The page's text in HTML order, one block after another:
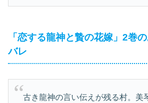
「恋する龍神と贄の花嫁」2巻
バレ
古き龍神の言い伝えが残る村。美